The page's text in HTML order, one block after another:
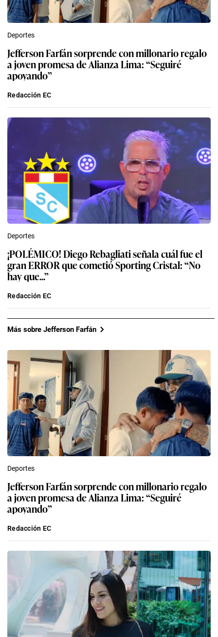
Deportes
Jefferson Farfán sorprende con millonario regalo
a joven promesa de Alianza Lima: “Seguiré
apoyando”
Redacción EC
Deportes
¡POLÉMICO! Diego Rebagliati señala cuál fue el
gran ERROR que cometió Sporting Cristal: “No
hay que...”
Redacción EC
Más sobre Jefferson Farfán
Deportes
Jefferson Farfán sorprende con millonario regalo
a joven promesa de Alianza Lima: “Seguiré
apoyando”
Redacción EC